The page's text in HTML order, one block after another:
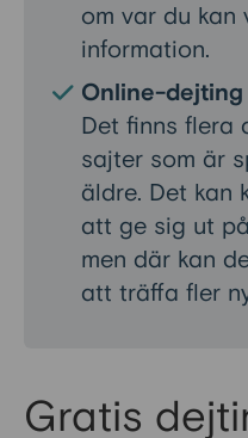
om var du kan
information.
Online-dejting
Det finns flera
sajter som är
äldre. Det kan
att ge sig ut
men där kan
att träffa fler
Gratis